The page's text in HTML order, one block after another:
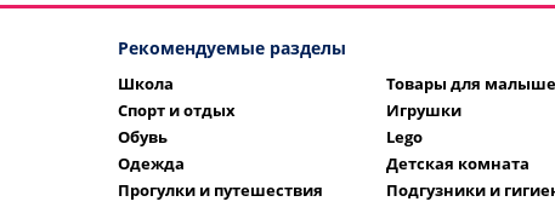
Рекомендуемые разделы
Школа
Спорт и отдых
Обувь
Одежда
Прогулки и путешествия
Товары для
Игрушки
Lego
Детская комната
Подгузники и